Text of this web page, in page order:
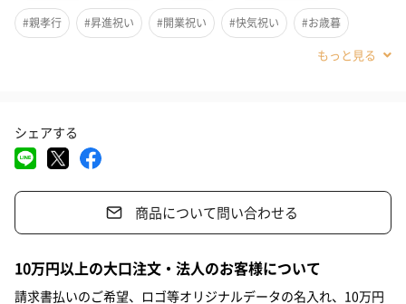
自社農場、牧場で大事に育てた農畜産物を、自社工場にて十分な
衛生・品質管理に基づいて加工し、安心・安全の商品をお届けし
ています。
石垣島の自然を守りながら、有機農法を行う農場と自然を味方に
した牧場を運営。環境に優しい「循環型農業」を進めています。
大切な人に贈りたい。
#親孝行 #昇進祝い #開業祝い #快気祝い #お歳暮
#部下男性
#親戚女性
#男子中学生
#女友達 #男友達 #男性
#上司男性 #同僚女性 #同僚男性 #男子大学生
シェアする
商品について問い合わせる
10万円以上の大口注文・法人のお客様について
請求書払いのご希望、ロゴ等オリジナルデータの名入れ、10万円